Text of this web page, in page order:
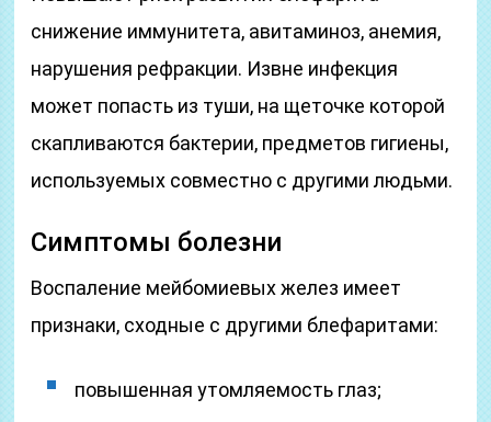
снижение иммунитета, авитаминоз, анемия,
нарушения рефракции. Извне инфекция
может попасть из туши, на щеточке которой
скапливаются бактерии, предметов гигиены,
используемых совместно с другими людьми.
Симптомы болезни
Воспаление мейбомиевых желез имеет
признаки, сходные с другими блефаритами:
повышенная утомляемость глаз;